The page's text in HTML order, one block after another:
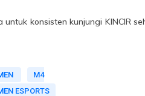
untuk konsisten kunjungi KINCIR
M4
ESPORTS